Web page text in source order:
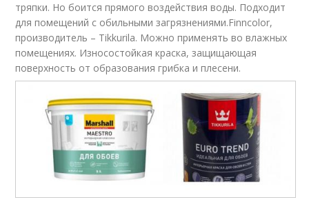
тряпки. Но боится прямого воздействия воды. Подходит
для помещений с обильными загрязнениями.Finncolor,
производитель – Tikkurila. Можно применять во влажных
помещениях. Износостойкая краска, защищающая
поверхность от образования грибка и плесени.